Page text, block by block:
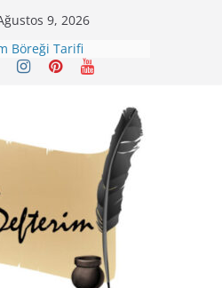
9, 2026
Köfte Tarifi – Sivas
Böreği Tarifi
Pilavı Tarifi